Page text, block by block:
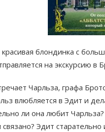
блондинка с
на экскурсию в
Чарльза, графа
влюбляется в Эдит и
ли она любит
связано? Эдит